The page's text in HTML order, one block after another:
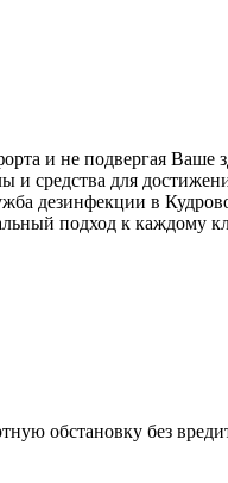
и не подвергая Ваше
средства для
дезинфекции в
подход к каждому
обстановку без